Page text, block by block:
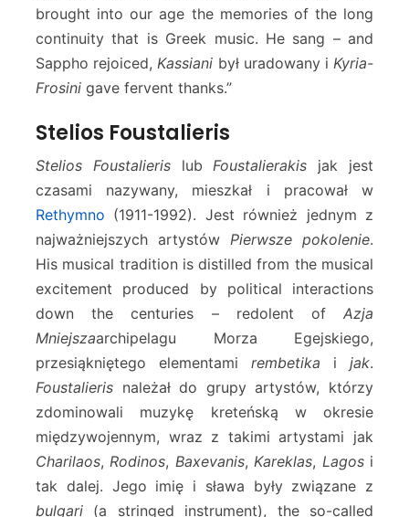
brought into our age the memories of the long
continuity that is Greek music. He sang – and
Sappho rejoiced,Kassiani był uradowany iKyria-
Frosini gave fervent thanks.”
Stelios Foustalieris
Stelios FoustalierislubFoustalierakis jak jest
czasami nazywany, mieszkał i pracował w
Rethymno (1911-1992). Jest również jednym z
najważniejszych artystów Pierwsze pokolenie.
His musical tradition is distilled from the musical
excitement produced by political interactions
down the centuries – redolent of Azja
Mniejszaarchipelagu Morza Egejskiego,
przesiąkniętego elementami rembetika i jak.
Foustalieris należał do grupy artystów, którzy
zdominowali muzykę kreteńską w okresie
międzywojennym, wraz z takimi artystami jak
Charilaos,Rodinos, Baxevanis,Kareklas, Lagosi
tak dalej. Jego imię i sława były związane z
bulgari (a stringed instrument), the so-called